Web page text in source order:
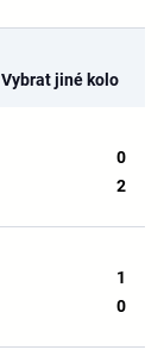
Vybrat jiné kolo
0
2
1
0